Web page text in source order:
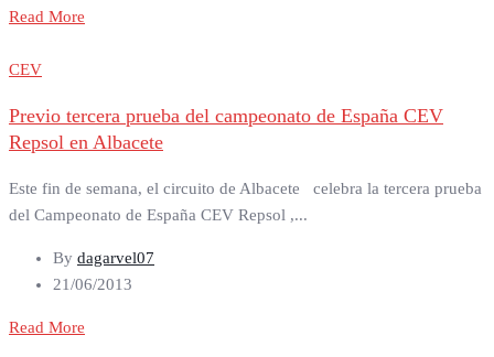
Read More
CEV
Previo tercera prueba del campeonato de España CEV
Repsol en Albacete
Este fin de semana, el circuito de Albacete celebra la tercera prueba
del Campeonato de España CEV Repsol ,...
By dagarvel07
21/06/2013
Read More